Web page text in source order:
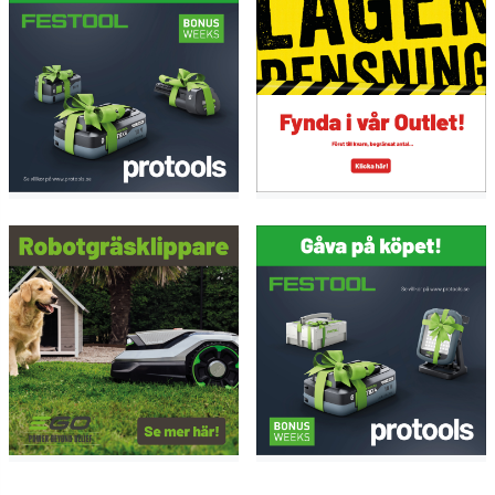
leverera en fantastisk grillupplevelse, oavsett
tillställning. Med den lätta ignitionssystemet kan du
snabbt sätta igång, och det smarta designen säkerställer
att varje grillmiddag blir perfekt. Skaffa din grill idag och
upplev den skillnad den kan göra i din matlagning!